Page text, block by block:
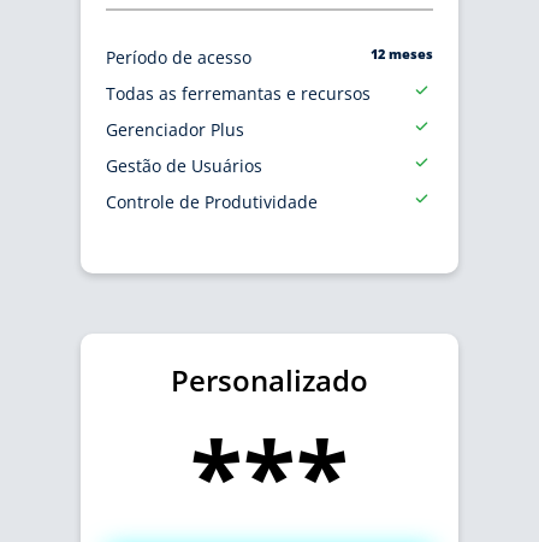
Período de acesso 12 meses
Todas as ferremantas e recursos
Gerenciador Plus
Gestão de Usuários
Controle de Produtividade
Personalizado
***